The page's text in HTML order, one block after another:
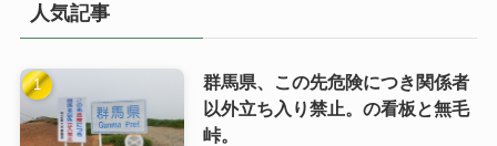
人気記事
群馬県、この先危険につき関係者
以外立ち入り禁止。の看板と無毛
峠。